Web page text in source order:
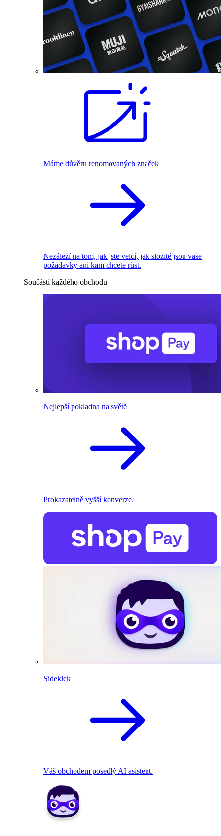
Máme důvěru renomovaných značek
Nezáleží na tom, jak jste velcí, jak složité jsou vaše
požadavky ani kam chcete růst.
Součástí každého obchodu
Nejlepší pokladna na světě
Prokazatelně vyšší konverze.
Sidekick
Váš obchodem posedlý AI asistent.